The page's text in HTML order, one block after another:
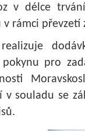
v délce
rámci převzetí
pro
souladu se